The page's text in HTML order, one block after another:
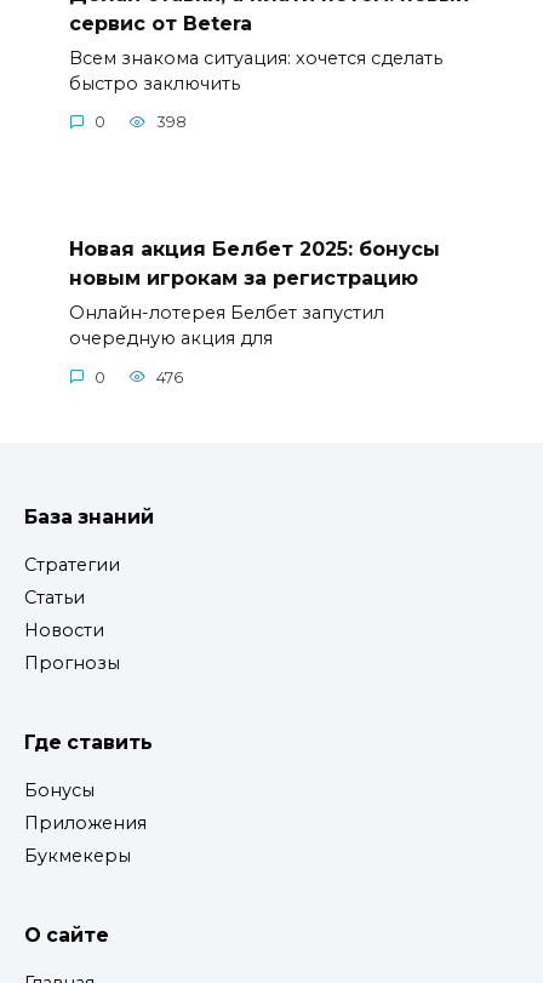
сервис от Betera
Всем знакома ситуация: хочется сделать
быстро заключить
0 398
Новая акция Белбет 2025: бонусы
новым игрокам за регистрацию
Онлайн-лотерея Белбет запустил
очередную акция для
0 476
База знаний
Стратегии
Статьи
Новости
Прогнозы
Где ставить
Бонусы
Приложения
Букмекеры
О сайте